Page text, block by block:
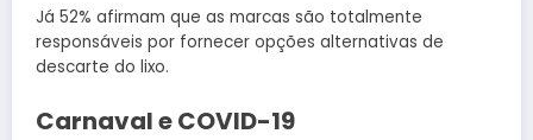
Já 52% afirmam que as marcas são totalmente
responsáveis por fornecer opções alternativas de
descarte do lixo.
Carnaval e COVID-19